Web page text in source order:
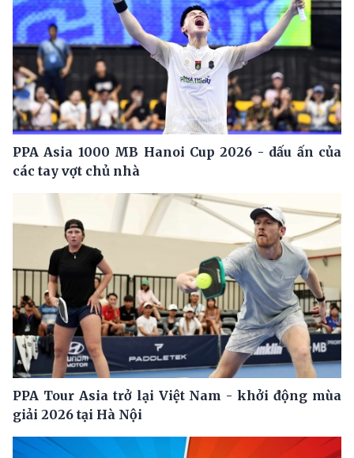
PPA Asia 1000 MB Hanoi Cup 2026 - dấu ấn của
các tay vợt chủ nhà
PPA Tour Asia trở lại Việt Nam - khởi động mùa
giải 2026 tại Hà Nội